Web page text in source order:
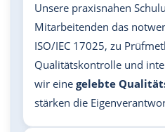
Unsere praxisnahen
Mitarbeitenden das
ISO/IEC 17025, zu
Qualitätskontrolle und
wir eine gelebte
stärken die